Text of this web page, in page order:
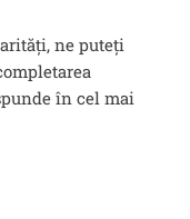
ne puteți
în cel mai